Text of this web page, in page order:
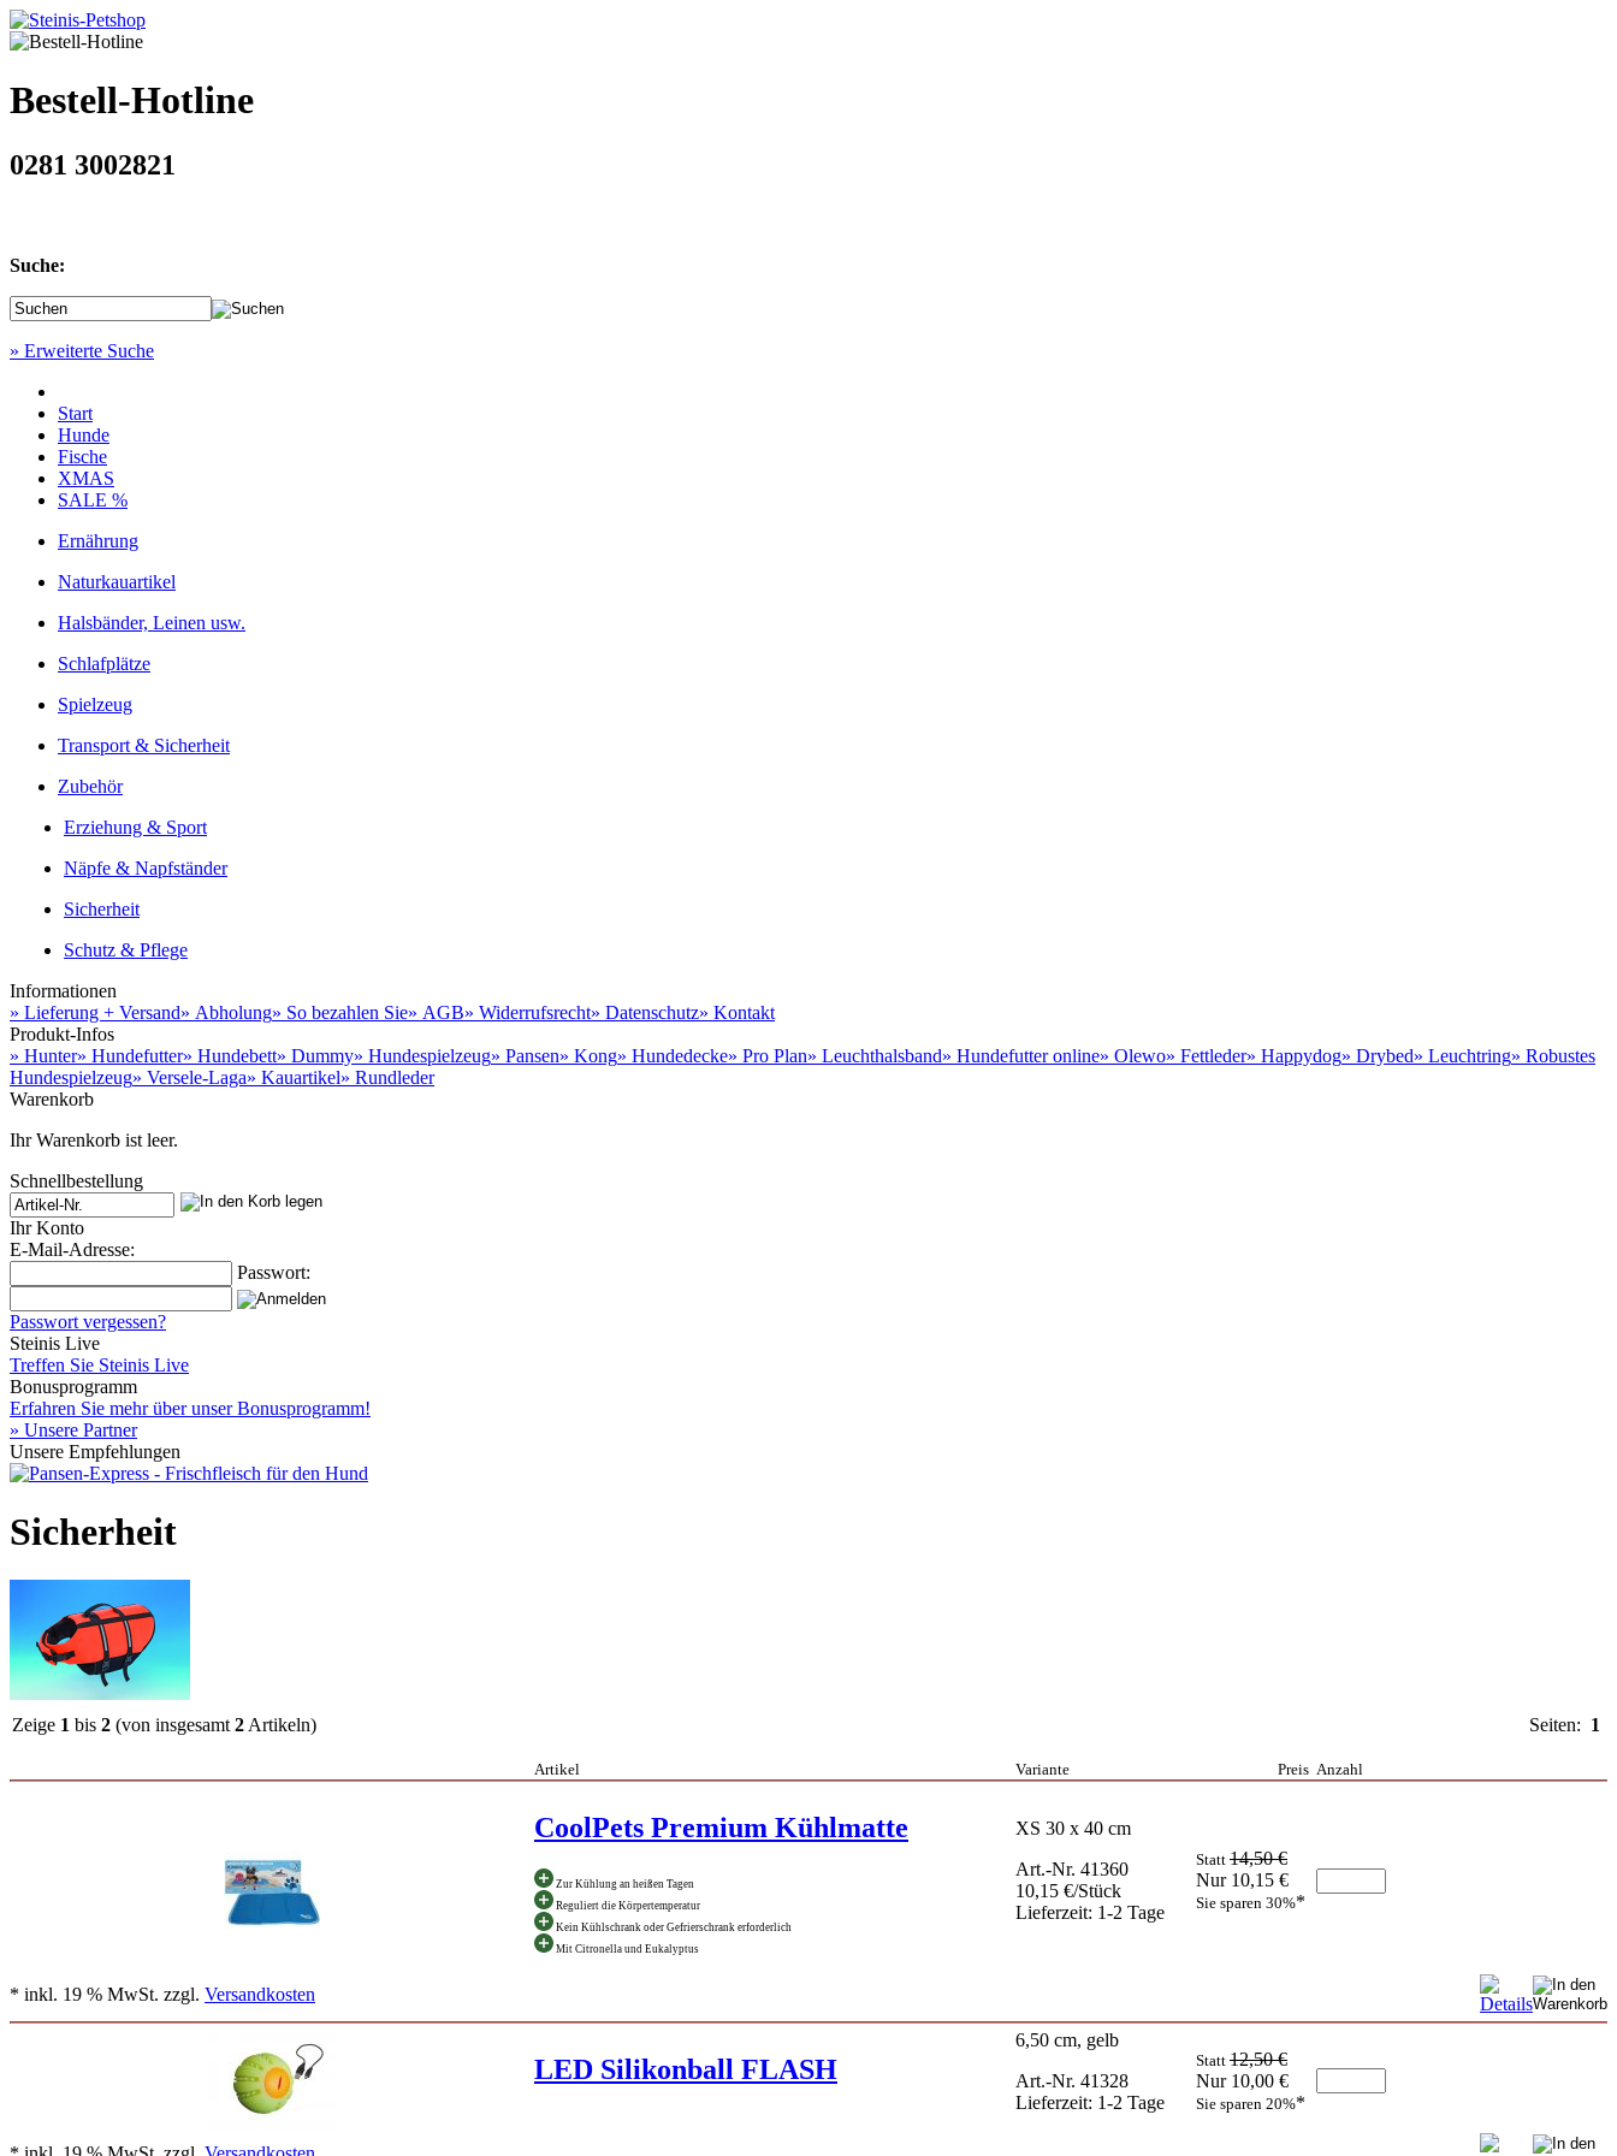
Bestell-Hotline
0281 3002821
Suche:
» Erweiterte Suche
Start
Hunde
Fische
XMAS
SALE %
Ernährung
Naturkauartikel
Halsbänder, Leinen usw.
Schlafplätze
Spielzeug
Transport & Sicherheit
Zubehör
Erziehung & Sport
Näpfe & Napfständer
Sicherheit
Schutz & Pflege
Informationen
» Lieferung + Versand» Abholung» So bezahlen Sie» AGB» Widerrufsrecht» Datenschutz» Kontakt
Produkt-Infos
» Hunter» Hundefutter» Hundebett» Dummy» Hundespielzeug» Pansen» Kong» Hundedecke» Pro Plan» Leuchthalsband» Hundefutter online» Olewo» Fettleder» Happydog» Drybed» Leuchtring» Robustes
Hundespielzeug» Versele-Laga» Kauartikel» Rundleder
Warenkorb
Ihr Warenkorb ist leer.
Schnellbestellung
Ihr Konto
E-Mail-Adresse:
Passwort:
Passwort vergessen?
Steinis Live
Treffen Sie Steinis Live
Bonusprogramm
Erfahren Sie mehr über unser Bonusprogramm!
» Unsere Partner
Unsere Empfehlungen
Sicherheit
Zeige 1 bis 2 (von insgesamt 2 Artikeln) Seiten: 1
Artikel Variante Preis Anzahl
CoolPets Premium Kühlmatte
Zur Kühlung an heißen Tagen
Reguliert die Körpertemperatur
Kein Kühlschrank oder Gefrierschrank erforderlich
Mit Citronella und Eukalyptus
XS 30 x 40 cm
Art.-Nr. 41360
10,15 €/Stück
Lieferzeit: 1-2 Tage
Statt 14,50 €
Nur 10,15 €
Sie sparen 30%*
* inkl. 19 % MwSt. zzgl. Versandkosten
LED Silikonball FLASH
6,50 cm, gelb
Art.-Nr. 41328
Lieferzeit: 1-2 Tage
Statt 12,50 €
Nur 10,00 €
Sie sparen 20%*